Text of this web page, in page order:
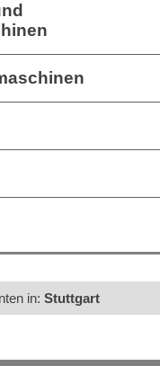
in: Stuttgart